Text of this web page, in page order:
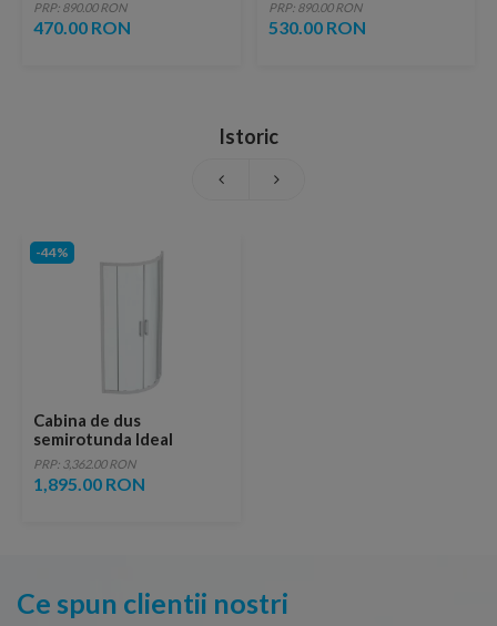
ventil inclus
PRP: 890.00 RON
470.00 RON
copper
PRP: 890.00 RON
530.00 RON
Istoric
-44%
Cabina de dus
semirotunda Ideal
Standard Connect 2
80x80 cm cu usi
culisante si profil alb mat
PRP: 3,362.00 RON
1,895.00 RON
Ce spun clientii nostri